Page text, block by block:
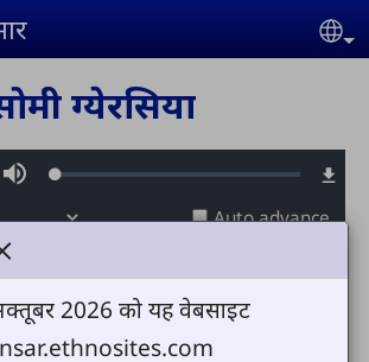
ग्येरसिया
MuteLoaded:
Auto advance
comments or questions
2026 को यह वेबसाइट